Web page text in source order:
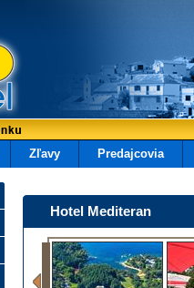
Zľavy Predajcovia
Hotel Mediteran